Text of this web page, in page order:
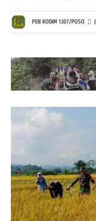
PEN KODIM 1307/POSO